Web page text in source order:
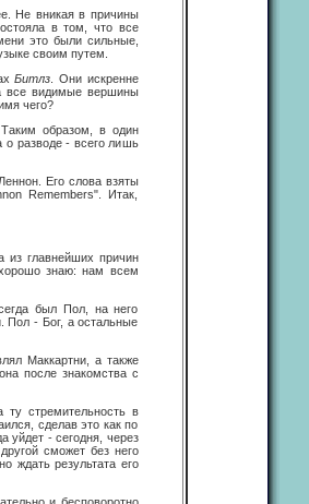
Не вникая в причины
в том, что все
это были сильные,
своим путем.
Битлз . Они искренне
все видимые вершины
чего?
образом, в один
о разводе - всего лишь
Его слова взяты
Remembers". Итак,
главнейших причин
знаю: нам всем
был Пол, на него
Пол - Бог, а остальные
Маккартни, а также
после знакомства с
стремительность в
сделав это как по
уйдет - сегодня, через
сможет без него
ждать результата его
и бесповоротно